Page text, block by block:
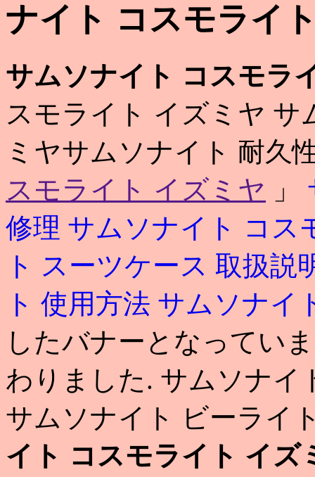
ナイト コスモライ
サムソナイト コスモラ
スモライト イズミヤ
ミヤサムソナイト 耐久
スモライト イズミヤ 」
修理 サムソナイト コス
ト スーツケース 取扱説
ト 使用方法 サムソナイ
したバナーとなってい
わりました. サムソナイ
サムソナイト ビーライ
イト コスモライト イズ